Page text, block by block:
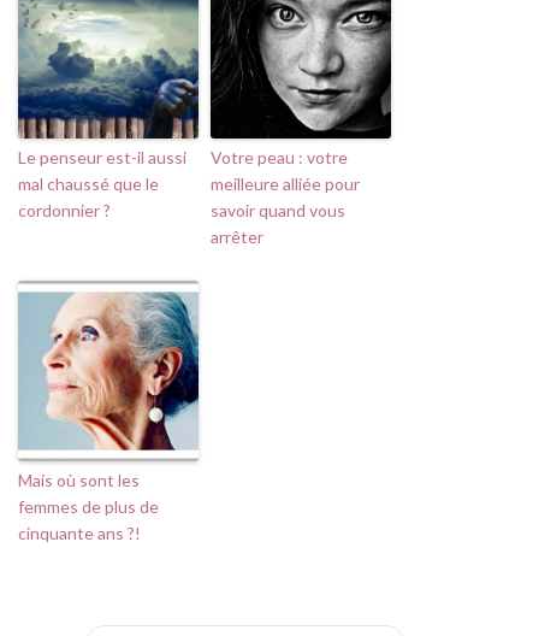
Le penseur est-il aussi
mal chaussé que le
cordonnier ?
Votre peau : votre
meilleure alliée pour
savoir quand vous
arrêter
Mais où sont les
femmes de plus de
cinquante ans ?!